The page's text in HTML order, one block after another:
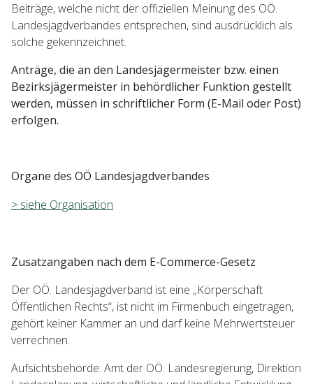
Beiträge, welche nicht der offiziellen Meinung des OÖ.
Landesjagdverbandes entsprechen, sind ausdrücklich als
solche gekennzeichnet.
Anträge, die an den Landesjägermeister bzw. einen
Bezirksjägermeister in behördlicher Funktion gestellt
werden, müssen in schriftlicher Form (E-Mail oder Post)
erfolgen.
Organe des OÖ Landesjagdverbandes
> siehe Organisation
Zusatzangaben nach dem E-Commerce-Gesetz
Der OÖ. Landesjagdverband ist eine „Körperschaft
Öffentlichen Rechts“, ist nicht im Firmenbuch eingetragen,
gehört keiner Kammer an und darf keine Mehrwertsteuer
verrechnen.
Aufsichtsbehörde: Amt der OÖ. Landesregierung, Direktion